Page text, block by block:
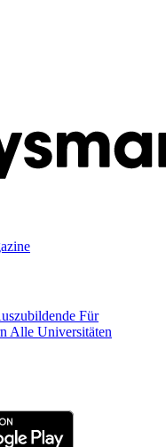
Für
Alle Universitäten